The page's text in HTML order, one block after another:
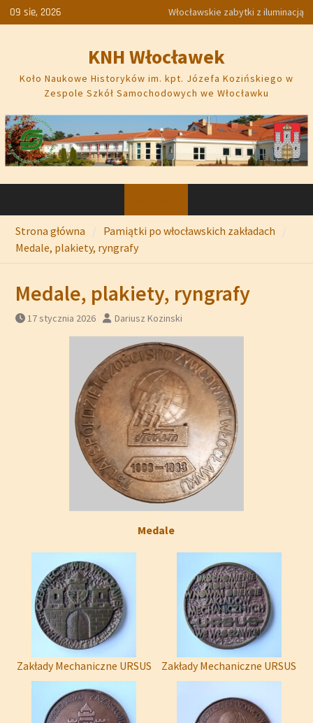
Skip
to
09 sie, 2026
Termometry, metaloplastyka
Plan pracy na rok szkolny
Zamach majowy 1926
Fajans – Forma – Dekoracja 1953–
1981
Włocławskie zabytki z iluminacją
KNH Włocławek
Koło Naukowe Historyków im. kpt. Józefa Kozińskiego w
Zespole Szkół Samochodowych we Włocławku
Strona główna
Pamiątki po włocławskich zakładach
Medale, plakiety, ryngrafy
Medale, plakiety, ryngrafy
17 stycznia 2026 Dariusz Kozinski
Medale
Zakłady Mechaniczne URSUS Zakłady Mechaniczne URSUS